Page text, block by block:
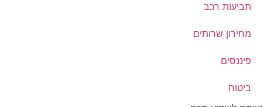
תביעות רכב
מחירון שרותים
פיננסים
ביטוח